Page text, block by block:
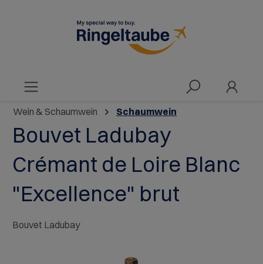
Wein & Schaumwein Schaumwein
Bouvet Ladubay
Crémant de Loire Blanc
"Excellence" brut
Bouvet Ladubay